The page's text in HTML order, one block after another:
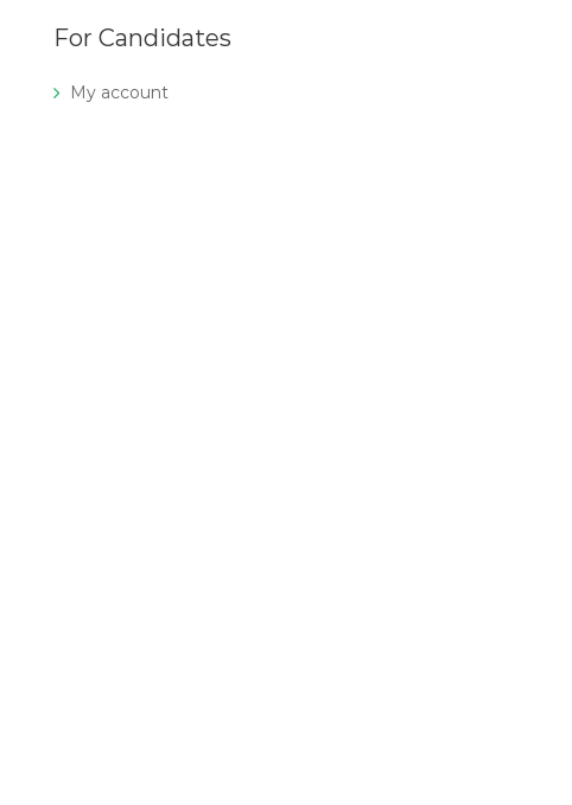
For Candidates
My account